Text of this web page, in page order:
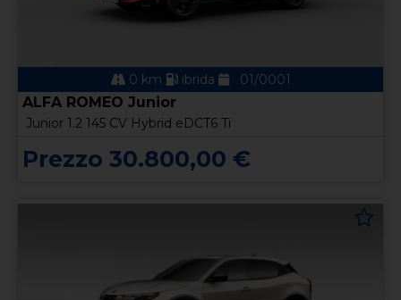
0 km ibrida 01/0001
ALFA ROMEO Junior
Junior 1.2 145 CV Hybrid eDCT6 Ti
Prezzo 30.800,00 €